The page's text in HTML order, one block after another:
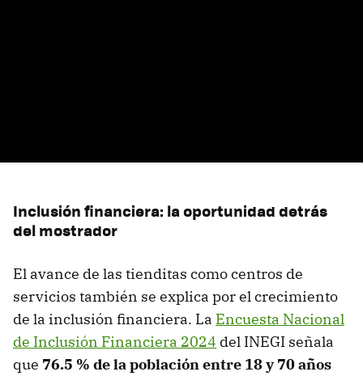
Inclusión financiera: la oportunidad detrás
del mostrador
El avance de las tienditas como centros de
servicios también se explica por el crecimiento
de la inclusión financiera. La Encuesta Nacional
de Inclusión Financiera 2024 del INEGI señala
que 76.5 % de la población entre 18 y 70 años